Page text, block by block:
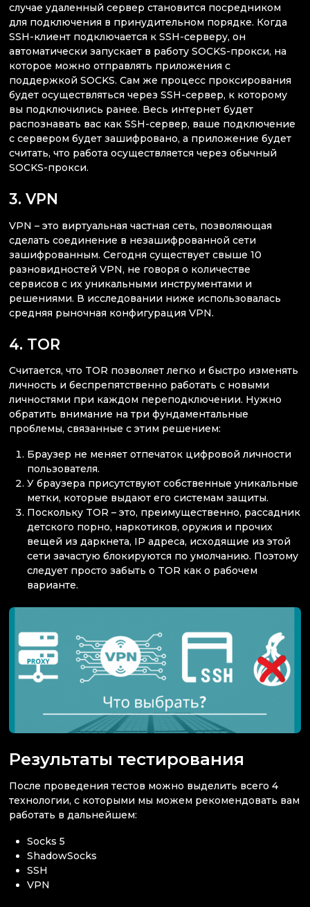
случае удаленный сервер становится посредником
для подключения в принудительном порядке. Когда
SSH-клиент подключается к SSH-серверу, он
автоматически запускает в работу SOCKS-прокси, на
которое можно отправлять приложения с
поддержкой SOCKS. Сам же процесс проксирования
будет осуществляться через SSH-сервер, к которому
вы подключились ранее. Весь интернет будет
распознавать вас как SSH-сервер, ваше подключение
с сервером будет зашифровано, а приложение будет
считать, что работа осуществляется через обычный
SOCKS-прокси.
3. VPN
VPN – это виртуальная частная сеть, позволяющая
сделать соединение в незашифрованной сети
зашифрованным. Сегодня существует свыше 10
разновидностей VPN, не говоря о количестве
сервисов с их уникальными инструментами и
решениями. В исследовании ниже использовалась
средняя рыночная конфигурация VPN.
4. TOR
Считается, что TOR позволяет легко и быстро изменять
личность и беспрепятственно работать с новыми
личностями при каждом переподключении. Нужно
обратить внимание на три фундаментальные
проблемы, связанные с этим решением:
Браузер не меняет отпечаток цифровой личности
пользователя.
У браузера присутствуют собственные уникальные
метки, которые выдают его системам защиты.
Поскольку TOR – это, преимущественно, рассадник
детского порно, наркотиков, оружия и прочих
вещей из даркнета, IP адреса, исходящие из этой
сети зачастую блокируются по умолчанию. Поэтому
следует просто забыть о TOR как о рабочем
варианте.
Результаты тестирования
После проведения тестов можно выделить всего 4
технологии, с которыми мы можем рекомендовать вам
работать в дальнейшем:
Socks 5
ShadowSocks
SSH
VPN